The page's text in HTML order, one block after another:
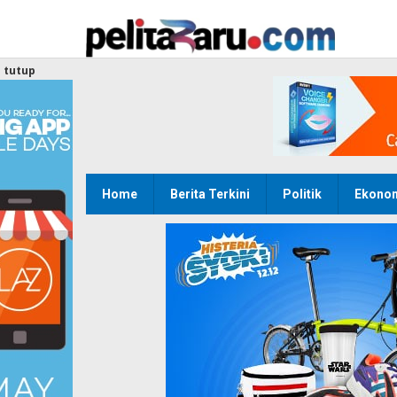
Home Berita Terkini Politik
tutup